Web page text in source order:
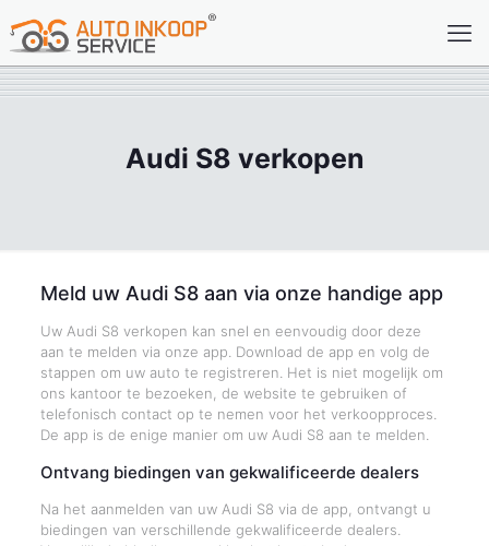
Audi S8 verkopen
Meld uw Audi S8 aan via onze handige app
Uw Audi S8 verkopen kan snel en eenvoudig door deze
aan te melden via onze app. Download de app en volg de
stappen om uw auto te registreren. Het is niet mogelijk om
ons kantoor te bezoeken, de website te gebruiken of
telefonisch contact op te nemen voor het verkoopproces.
De app is de enige manier om uw Audi S8 aan te melden.
Ontvang biedingen van gekwalificeerde dealers
Na het aanmelden van uw Audi S8 via de app, ontvangt u
biedingen van verschillende gekwalificeerde dealers.